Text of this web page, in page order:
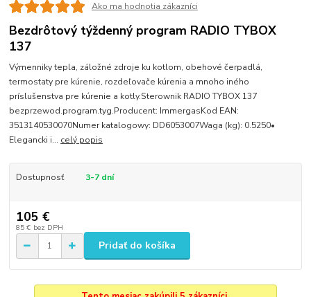
Ako ma hodnotia zákazníci
Bezdrôtový týždenný program RADIO TYBOX
137
Výmenniky tepla, záložné zdroje ku kotlom, obehové čerpadlá,
termostaty pre kúrenie, rozdeľovače kúrenia a mnoho iného
príslušenstva pre kúrenie a kotly.Sterownik RADIO TYBOX 137
bezprzewod.program.tyg.Producent: ImmergasKod EAN:
3513140530070Numer katalogowy: DD6053007Waga (kg): 0.5250•
Elegancki i... celý popis
Dostupnosť 3-7 dní
105 €
85 € bez DPH
Pridať do košíka